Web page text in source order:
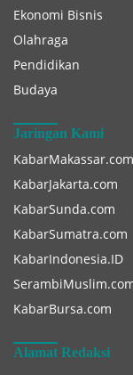
Ekonomi Bisnis
Olahraga
Pendidikan
Budaya
Jaringan Kami
KabarMakassar.com
KabarJakarta.com
KabarSunda.com
KabarSumatra.com
KabarIndonesia.ID
KabarBursa.com
Alamat Redaksi